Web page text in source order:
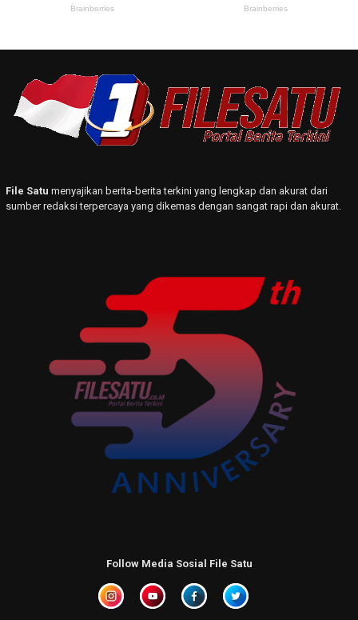
File Satu menyajikan berita-berita terkini yang lengkap dan akurat dari
sumber redaksi terpercaya yang dikemas dengan sangat rapi dan akurat.
Follow Media Sosial File Satu